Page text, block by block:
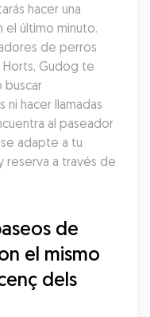
hacer una
último minuto.
de perros
Horts, Gudog te
buscar
hacer llamadas
al paseador
adapte a tu
reserva a través de
de
el mismo
dels